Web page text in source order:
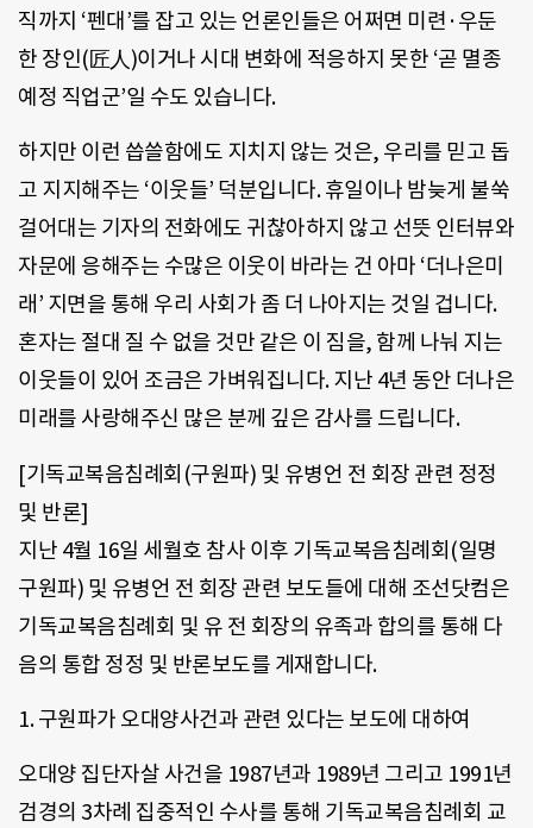
직까지 ‘펜대’를 잡고 있는 언론인들은 어쩌면 미련·우둔
한 장인(匠人)이거나 시대 변화에 적응하지 못한 ‘곧 멸종
예정 직업군’일 수도 있습니다.
하지만 이런 씁쓸함에도 지치지 않는 것은, 우리를 믿고 돕
고 지지해주는 ‘이웃들’ 덕분입니다. 휴일이나 밤늦게 불쑥
걸어대는 기자의 전화에도 귀찮아하지 않고 선뜻 인터뷰와
자문에 응해주는 수많은 이웃이 바라는 건 아마 ‘더나은미
래’ 지면을 통해 우리 사회가 좀 더 나아지는 것일 겁니다.
혼자는 절대 질 수 없을 것만 같은 이 짐을, 함께 나눠 지는
이웃들이 있어 조금은 가벼워집니다. 지난 4년 동안 더나은
미래를 사랑해주신 많은 분께 깊은 감사를 드립니다.
[기독교복음침례회(구원파) 및 유병언 전 회장 관련 정정
및 반론]
지난 4월 16일 세월호 참사 이후 기독교복음침례회(일명
구원파) 및 유병언 전 회장 관련 보도들에 대해 조선닷컴은
기독교복음침례회 및 유 전 회장의 유족과 합의를 통해 다
음의 통합 정정 및 반론보도를 게재합니다.
1. 구원파가 오대양사건과 관련 있다는 보도에 대하여
오대양 집단자살 사건을 1987년과 1989년 그리고 1991년
검경의 3차례 집중적인 수사를 통해 기독교복음침례회 교